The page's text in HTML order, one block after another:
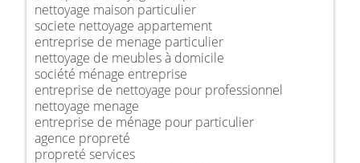
nettoyage maison particulier
societe nettoyage appartement
entreprise de menage particulier
nettoyage de meubles à domicile
société ménage entreprise
entreprise de nettoyage pour professionnel
nettoyage menage
entreprise de ménage pour particulier
agence propreté
propreté services